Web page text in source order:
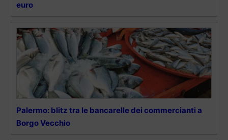
euro
Palermo: blitz tra le bancarelle dei commercianti a
Borgo Vecchio